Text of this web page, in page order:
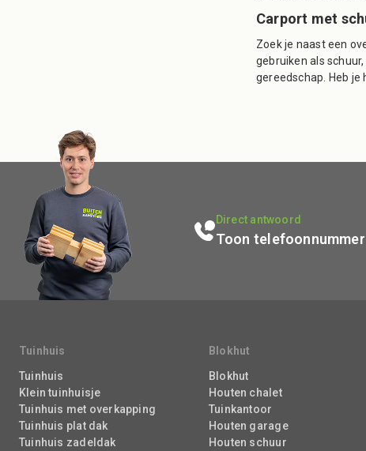
Carport met
Zoek je naast een
gebruiken als
gereedschap. Heb
Direct antwoord
Toon telefoonnummer
Tuinhuis
Tuinhuis
Klein tuinhuisje
Tuinhuis met overkapping
Tuinhuis plat dak
Tuinhuis zadeldak
Blokhut
Blokhut
Houten chalet
Tuinkantoor
Houten garage
Houten schuur